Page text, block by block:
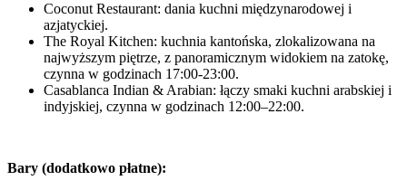
Coconut Restaurant: dania kuchni międzynarodowej i
azjatyckiej.
The Royal Kitchen: kuchnia kantońska, zlokalizowana na
najwyższym piętrze, z panoramicznym widokiem na zatokę,
czynna w godzinach 17:00-23:00.
Casablanca Indian & Arabian: łączy smaki kuchni arabskiej i
indyjskiej, czynna w godzinach 12:00–22:00.
Bary (dodatkowo płatne):